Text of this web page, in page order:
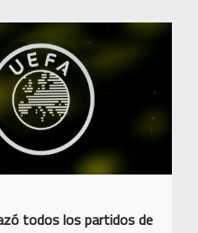
todos los partidos de